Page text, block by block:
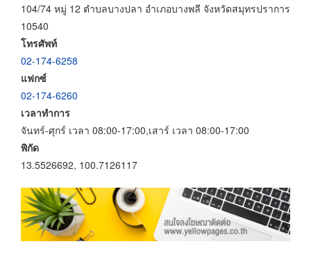
104/74 หมู่ 12 ตำบลบางปลา อำเภอบางพลี จังหวัดสมุทรปราการ
10540
โทรศัพท์
02-174-6258
แฟกซ์
02-174-6260
เวลาทำการ
จันทร์-ศุกร์ เวลา 08:00-17:00,เสาร์ เวลา 08:00-17:00
พิกัด
13.5526692, 100.7126117